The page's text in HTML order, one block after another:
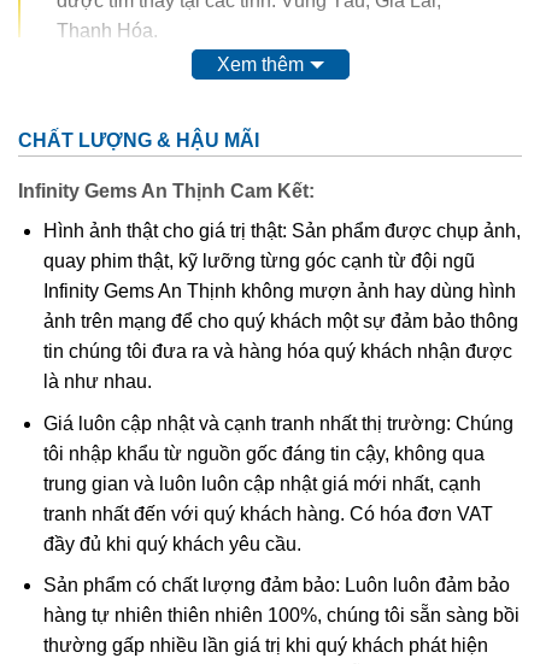
Thanh Hóa.
Trong thế kỷ 20, màu của ametit được coi là do sự có mặt
hoàn toàn thậm chí mất màu khi nung. Vì vậy, người ta
được cho là có mặt trong ametit và
được tìm thấy trong khoáng vật này.
Các công trình gần đây cho thấy màu của ametit là do có
lẫn tạp chấtsắtIII . Các nghiên cứu sâu hơn cho thấy sự
tương tác phức tạp củasắtvànhômsẽ tạo nên màu .
Khi nung nóng ametit thường chuyển thành màuvàng, và
hầu hếtcitrine,cairngormcủa ngành kim hoàn đá quý
được coi đơn giản chỉ là “ametit được gia nhiệt”. Thạch
anh ametit có xu hướng bị mất màu khi bị lộ ra mặt đất.
Ametit tổng hợp rất giống với ametit chất lượng cao. Các
đặc điểm hóa học và vật lý đều rất giống với ametit tự
nhiên nên rất khó phân biệt một cách chính xác trừ khi
dùng những thử nghiệm đá quý học cao cấp tốn kém. Thử
Xem thêm
CHẤT LƯỢNG & HẬU MÃI
Infinity Gems An Thịnh Cam Kết:
Hình ảnh thật cho giá trị thật: Sản phẩm được chụp ảnh,
quay phim thật, kỹ lưỡng từng góc cạnh từ đội ngũ
Infinity Gems An Thịnh không mượn ảnh hay dùng hình
ảnh trên mạng để cho quý khách một sự đảm bảo thông
tin chúng tôi đưa ra và hàng hóa quý khách nhận được
là như nhau.
Giá luôn cập nhật và cạnh tranh nhất thị trường: Chúng
tôi nhập khẩu từ nguồn gốc đáng tin cậy, không qua
trung gian và luôn luôn cập nhật giá mới nhất, cạnh
tranh nhất đến với quý khách hàng. Có hóa đơn VAT
đầy đủ khi quý khách yêu cầu.
Sản phẩm có chất lượng đảm bảo: Luôn luôn đảm bảo
hàng tự nhiên thiên nhiên 100%, chúng tôi sẵn sàng bồi
thường gấp nhiều lần giá trị khi quý khách phát hiện